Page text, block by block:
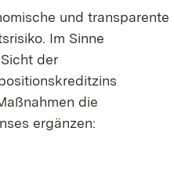
und transparente
Im Sinne
der
die
ergänzen: